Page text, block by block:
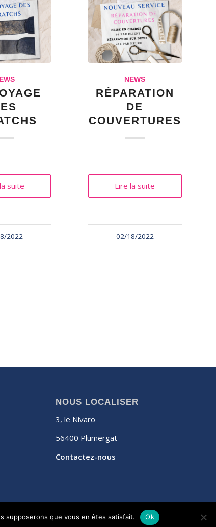
NEWS
RÉPARATION
DE
COUVERTURES
NOUS LOCALISER
3, le Nivaro
56400 Plumergat
supposerons que vous en êtes satisfait. Ok